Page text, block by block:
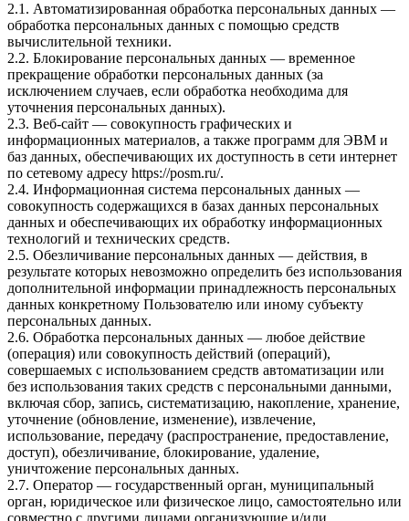
2.1. Автоматизированная обработка персональных данных —
обработка персональных данных с помощью средств
вычислительной техники.
2.2. Блокирование персональных данных — временное
прекращение обработки персональных данных (за
исключением случаев, если обработка необходима для
уточнения персональных данных).
2.3. Веб-сайт — совокупность графических и
информационных материалов, а также программ для ЭВМ и
баз данных, обеспечивающих их доступность в сети интернет
по сетевому адресу https://posm.ru/.
2.4. Информационная система персональных данных —
совокупность содержащихся в базах данных персональных
данных и обеспечивающих их обработку информационных
технологий и технических средств.
2.5. Обезличивание персональных данных — действия, в
результате которых невозможно определить без использования
дополнительной информации принадлежность персональных
данных конкретному Пользователю или иному субъекту
персональных данных.
2.6. Обработка персональных данных — любое действие
(операция) или совокупность действий (операций),
совершаемых с использованием средств автоматизации или
без использования таких средств с персональными данными,
включая сбор, запись, систематизацию, накопление, хранение,
уточнение (обновление, изменение), извлечение,
использование, передачу (распространение, предоставление,
доступ), обезличивание, блокирование, удаление,
уничтожение персональных данных.
2.7. Оператор — государственный орган, муниципальный
орган, юридическое или физическое лицо, самостоятельно или